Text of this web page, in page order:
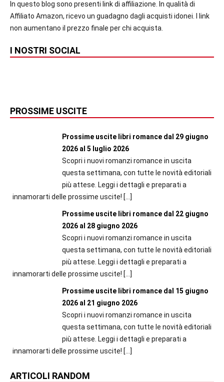
In questo blog sono presenti link di affiliazione. In qualità di
Affiliato Amazon, ricevo un guadagno dagli acquisti idonei. I link
non aumentano il prezzo finale per chi acquista.
I NOSTRI SOCIAL
PROSSIME USCITE
Prossime uscite libri romance dal 29 giugno
2026 al 5 luglio 2026
Scopri i nuovi romanzi romance in uscita
questa settimana, con tutte le novità editoriali
più attese. Leggi i dettagli e preparati a
innamorarti delle prossime uscite! […]
Prossime uscite libri romance dal 22 giugno
2026 al 28 giugno 2026
Scopri i nuovi romanzi romance in uscita
questa settimana, con tutte le novità editoriali
più attese. Leggi i dettagli e preparati a
innamorarti delle prossime uscite! […]
Prossime uscite libri romance dal 15 giugno
2026 al 21 giugno 2026
Scopri i nuovi romanzi romance in uscita
questa settimana, con tutte le novità editoriali
più attese. Leggi i dettagli e preparati a
innamorarti delle prossime uscite! […]
ARTICOLI RANDOM